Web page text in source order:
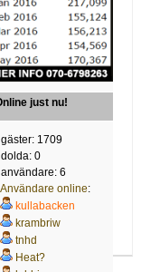
just nu!
gäster: 1709
dolda: 0
användare: 6
Användare online:
kullabacken
krambriw
tnhd
Heat?